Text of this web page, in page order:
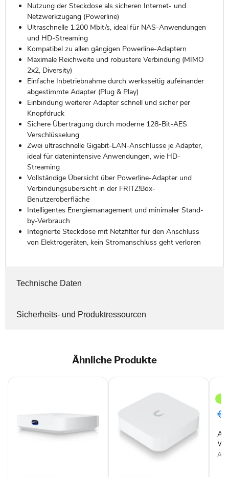
Nutzung der Steckdose als sicheren Internet- und
Netzwerkzugang (Powerline)
Ultraschnelle 1.200 Mbit/s, ideal für NAS-Anwendungen
und HD-Streaming
Kompatibel zu allen gängigen Powerline-Adaptern
Maximale Reichweite und robustere Verbindung (MIMO
2x2, Diversity)
Einfache Inbetriebnahme durch werksseitig aufeinander
abgestimmte Adapter (Plug & Play)
Einbindung weiterer Adapter schnell und sicher per
Knopfdruck
Sichere Übertragung durch moderne 128-Bit-AES
Verschlüsselung
Zwei ultraschnelle Gigabit-LAN-Anschlüsse je Adapter,
ideal für datenintensive Anwendungen, wie HD-
Streaming
Vollständige Übersicht über Powerline-Adapter und
Verbindungsübersicht in der FRITZ!Box-
Benutzeroberfläche
Intelligentes Energiemanagement und minimaler Stand-
by-Verbrauch
Integrierte Steckdose mit Netzfilter für den Anschluss
von Elektrogeräten, kein Stromanschluss geht verloren
Technische Daten
Sicherheits- und Produktressourcen
Ähnliche Produkte